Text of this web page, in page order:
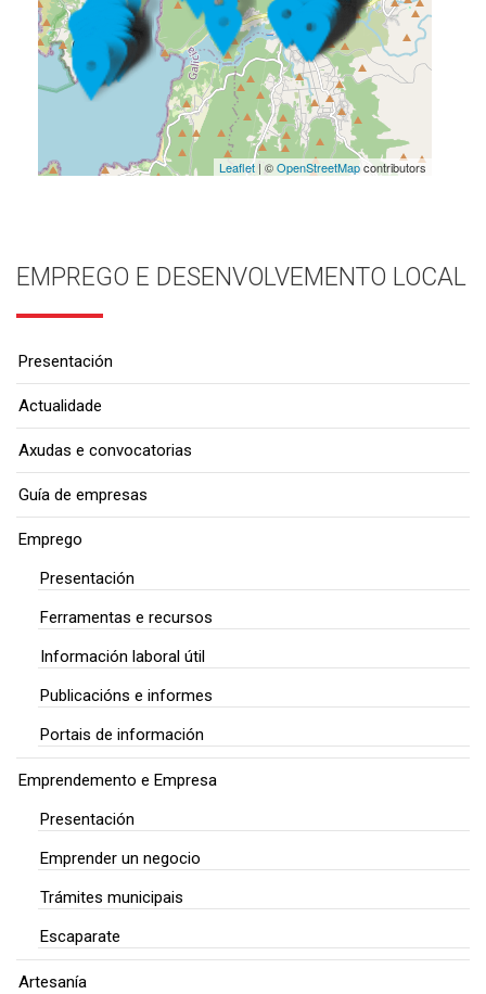
Leaflet| ©OpenStreetMapcontributors
EMPREGO E DESENVOLVEMENTO LOCAL
Presentación
Actualidade
Axudas e convocatorias
Guía de empresas
Emprego
Presentación
Ferramentas e recursos
Información laboral útil
Publicacións e informes
Portais de información
Emprendemento e Empresa
Presentación
Emprender un negocio
Trámites municipais
Escaparate
Artesanía